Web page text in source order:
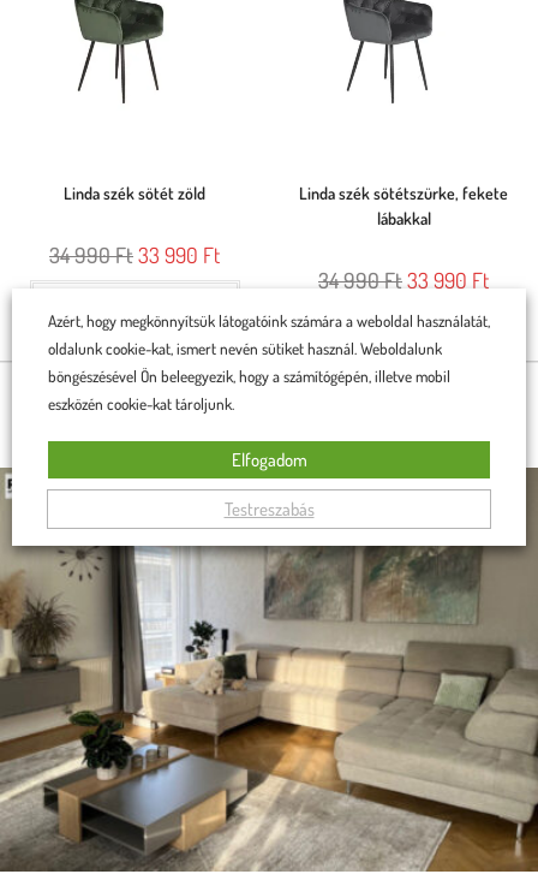
Linda szék sötét zöld
34 990Ft33 990 Ft
Linda szék sötétszürke, fekete
lábakkal
34 990Ft33 990 Ft
Rögtön a kosárba teszem
BÚTORAINK OTTHONOKBAN
Azért, hogy megkönnyítsük látogatóink számára a weboldal használatát,
oldalunk cookie-kat, ismert nevén sütiket használ. Weboldalunk
böngészésével Ön beleegyezik, hogy a számítógépén, illetve mobil
eszközén cookie-kat tároljunk.
Testreszabás
Elfogadom